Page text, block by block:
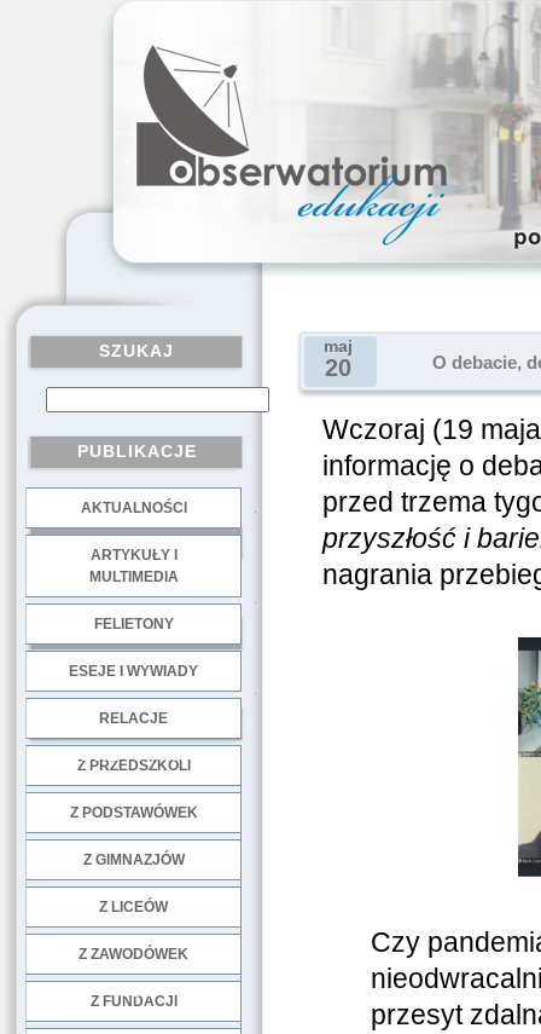
SZUKAJ
PUBLIKACJE
AKTUALNOŚCI
ARTYKUŁY I
MULTIMEDIA
FELIETONY
ESEJE I WYWIADY
RELACJE
Z PRZEDSZKOLI
Z PODSTAWÓWEK
Z GIMNAZJÓW
Z LICEÓW
Z ZAWODÓWEK
Z FUNDACJI
maj
20 O debacie,
Wczoraj (19
informację o
przed trzema
przyszłość i
nagrania
Czy
przesyt